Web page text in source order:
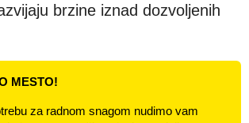
brzine iznad dozvoljenih
MESTO!
za radnom snagom nudimo vam